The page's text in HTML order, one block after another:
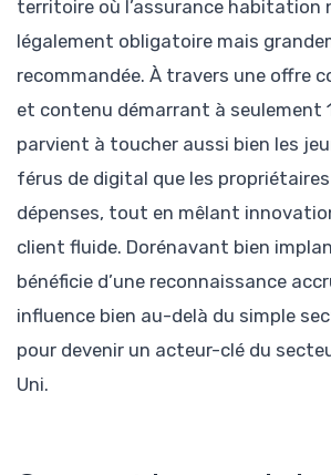
territoire où l’assurance habitation
légalement obligatoire mais
recommandée. À travers une offre
et contenu démarrant à seulement
parvient à toucher aussi bien les
férus de digital que les
dépenses, tout en mêlant
client fluide. Dorénavant bien
bénéficie d’une reconnaissance
influence bien au-delà du simple
pour devenir un acteur-clé du
Uni.